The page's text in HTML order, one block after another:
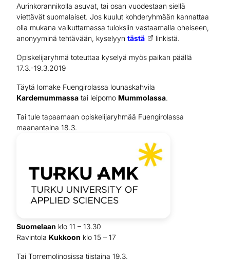
Aurinkorannikolla asuvat, tai osan vuodestaan siellä
viettävät suomalaiset. Jos kuulut kohderyhmään kannattaa
olla mukana vaikuttamassa tuloksiin vastaamalla oheiseen,
anonyyminä tehtävään, kyselyyn tästä linkistä.
Opiskelijaryhmä toteuttaa kyselyä myös paikan päällä
17.3.-19.3.2019
Täytä lomake Fuengirolassa lounaskahvila
Kardemummassa tai leipomo Mummolassa.
Tai tule tapaamaan opiskelijaryhmää Fuengirolassa
maanantaina 18.3.
Suomelaan klo 11 – 13.30
Ravintola Kukkoon klo 15 – 17
Tai Torremolinosissa tiistaina 19.3.